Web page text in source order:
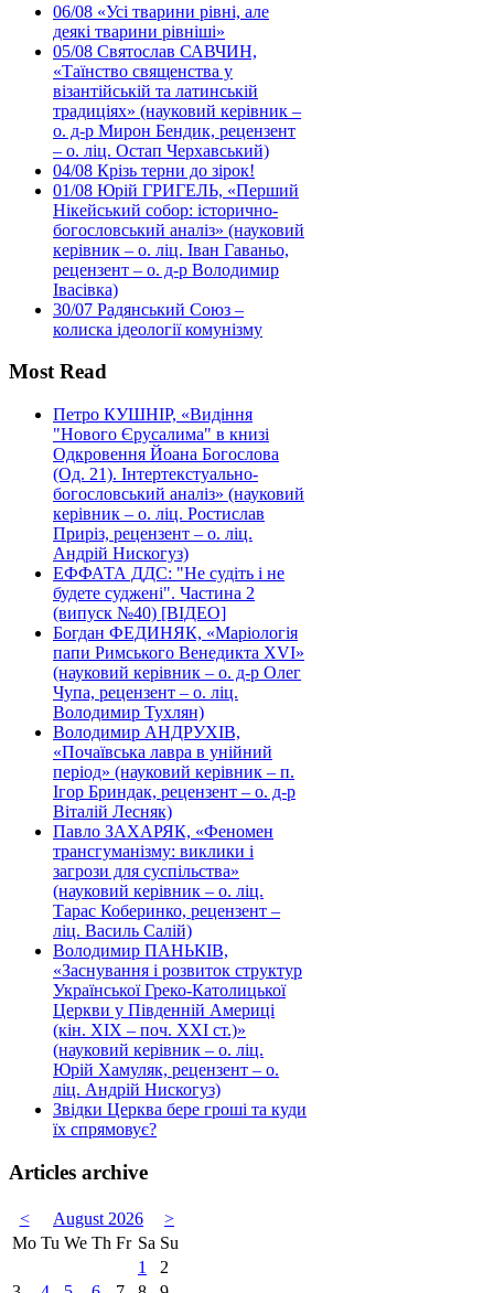
06/08 «Усі тварини рівні, але
деякі тварини рівніші»
05/08 Святослав САВЧИН,
«Таїнство священства у
візантійській та латинській
традиціях» (науковий керівник –
о. д-р Мирон Бендик, рецензент
– о. ліц. Остап Черхавський)
04/08 Крізь терни до зірок!
01/08 Юрій ГРИГЕЛЬ, «Перший
Нікейський собор: історично-
богословський аналіз» (науковий
керівник – о. ліц. Іван Гаваньо,
рецензент – о. д-р Володимир
Івасівка)
30/07 Радянський Союз –
колиска ідеології комунізму
Most Read
Петро КУШНІР, «Видіння
"Нового Єрусалима" в книзі
Одкровення Йоана Богослова
(Од. 21). Інтертекстуально-
богословський аналіз» (науковий
керівник – о. ліц. Ростислав
Приріз, рецензент – о. ліц.
Андрій Нискогуз)
ЕФФАТА ДДС: "Не судіть і не
будете суджені". Частина 2
(випуск №40) [ВІДЕО]
Богдан ФЕДИНЯК, «Маріологія
папи Римського Венедикта XVI»
(науковий керівник – о. д-р Олег
Чупа, рецензент – о. ліц.
Володимир Тухлян)
Володимир АНДРУХІВ,
«Почаївська лавра в унійний
період» (науковий керівник – п.
Ігор Бриндак, рецензент – о. д-р
Віталій Лесняк)
Павло ЗАХАРЯК, «Феномен
трансгуманізму: виклики і
загрози для суспільства»
(науковий керівник – о. ліц.
Тарас Коберинко, рецензент –
ліц. Василь Салій)
Володимир ПАНЬКІВ,
«Заснування і розвиток структур
Української Греко-Католицької
Церкви у Південній Америці
(кін. ХІХ – поч. ХХІ ст.)»
(науковий керівник – о. ліц.
Юрій Хамуляк, рецензент – о.
ліц. Андрій Нискогуз)
Звідки Церква бере гроші та куди
їх спрямовує?
Articles archive
< August 2026
>
Mo Tu We Th Fr Sa Su
1
2